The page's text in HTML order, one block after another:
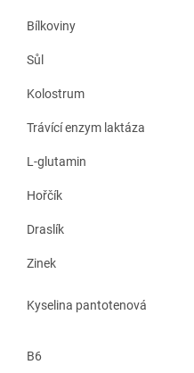
Bílkoviny
Sůl
Kolostrum
Trávící enzym laktáza
L-glutamin
Hořčík
Draslík
Zinek
Kyselina pantotenová
B6